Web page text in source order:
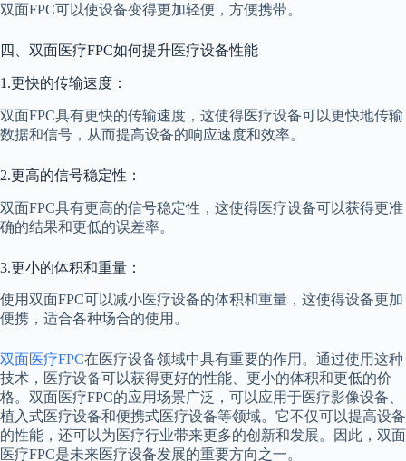
双面FPC可以使设备变得更加轻便，方便携带。
四、双面医疗FPC如何提升医疗设备性能
1.更快的传输速度：
双面FPC具有更快的传输速度，这使得医疗设备可以更快地传输
数据和信号，从而提高设备的响应速度和效率。
2.更高的信号稳定性：
双面FPC具有更高的信号稳定性，这使得医疗设备可以获得更准
确的结果和更低的误差率。
3.更小的体积和重量：
使用双面FPC可以减小医疗设备的体积和重量，这使得设备更加
便携，适合各种场合的使用。
双面医疗FPC在医疗设备领域中具有重要的作用。通过使用这种
技术，医疗设备可以获得更好的性能、更小的体积和更低的价
格。双面医疗FPC的应用场景广泛，可以应用于医疗影像设备、
植入式医疗设备和便携式医疗设备等领域。它不仅可以提高设备
的性能，还可以为医疗行业带来更多的创新和发展。因此，双面
医疗FPC是未来医疗设备发展的重要方向之一。